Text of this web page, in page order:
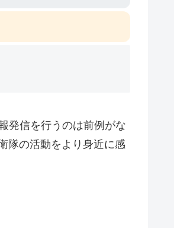
発信を行うのは前例がな
隊の活動をより身近に感